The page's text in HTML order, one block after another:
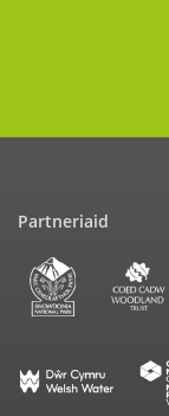
Partneriaid